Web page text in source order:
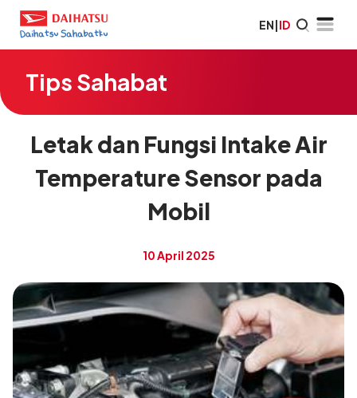
EN|ID
Tips Sahabat
Letak dan Fungsi Intake Air
Temperature Sensor pada
Mobil
10 April 2025